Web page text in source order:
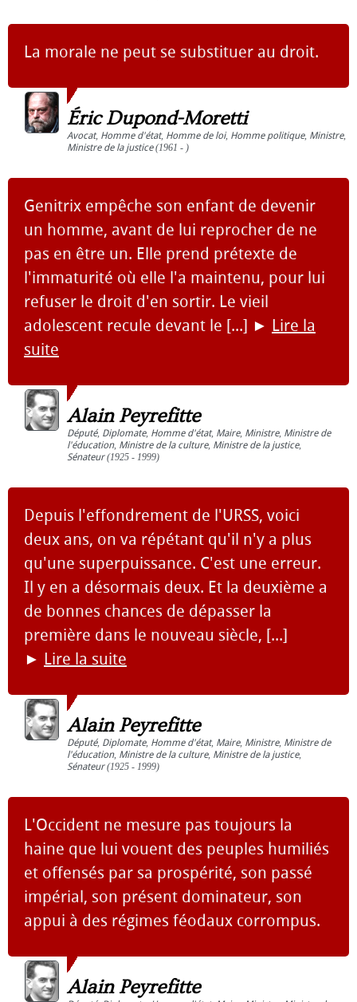
La morale ne peut se substituer au droit.
Éric Dupond-Moretti
Avocat, Homme d'état, Homme de loi, Homme politique, Ministre,
Ministre de la justice(1961 - )
Genitrix empêche son enfant de devenir
un homme, avant de lui reprocher de ne
pas en être un. Elle prend prétexte de
l'immaturité où elle l'a maintenu, pour lui
refuser le droit d'en sortir. Le vieil
adolescent recule devant le [...] ► Lire la
suite
Alain Peyrefitte
Député, Diplomate, Homme d'état, Maire, Ministre, Ministre de
l'éducation, Ministre de la culture, Ministre de la justice,
Sénateur(1925 - 1999)
Depuis l'effondrement de l'URSS, voici
deux ans, on va répétant qu'il n'y a plus
qu'une superpuissance. C'est une erreur.
Il y en a désormais deux. Et la deuxième a
de bonnes chances de dépasser la
première dans le nouveau siècle, [...]
► Lire la suite
Alain Peyrefitte
Député, Diplomate, Homme d'état, Maire, Ministre, Ministre de
l'éducation, Ministre de la culture, Ministre de la justice,
Sénateur(1925 - 1999)
L'Occident ne mesure pas toujours la
haine que lui vouent des peuples humiliés
et offensés par sa prospérité, son passé
impérial, son présent dominateur, son
appui à des régimes féodaux corrompus.
Alain Peyrefitte